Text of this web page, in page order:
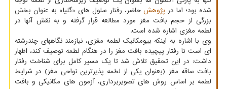
شده بود؛ اما در پژوهش حاضر، رفتار سلول های «گلیا» به عنوان بخش
بزرگی از حجم بافت مغز مورد مطالعه قرار گرفته و به نقش آنها در
لطمه مغزی اشاره شده است.
وی با اشاره به اینکه بیومکانیک لطمه مغزی، نیازمند نگاههای چندرشته
ای است تا رفتار پیچیده بافت مغز را در هنگام لطمه توصیف کند، اظهار
داشت: در این تحقیق تلاش شد تا یک مسیر کامل برای شناخت رفتار
بافت ساقه مغز (بعنوان یکی از لطمه پذیرترین نواحی مغز) در شرایط
لطمه بر اساس روش های تصویربرداری، آزمون های مکانیکی و بافت